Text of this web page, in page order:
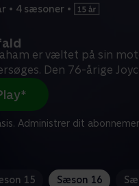
• 4 sæsoner •
er væltet på sin
Den 76-årige
Administrer dit
15 Sæson 16